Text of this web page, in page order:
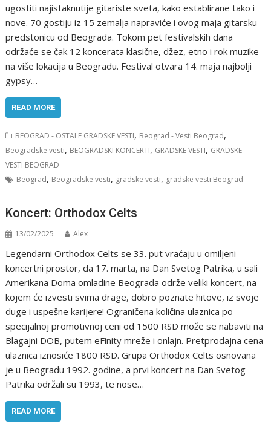
ugostiti najistaknutije gitariste sveta, kako establirane tako i
nove. 70 gostiju iz 15 zemalja napraviće i ovog maja gitarsku
predstonicu od Beograda. Tokom pet festivalskih dana
održaće se čak 12 koncerata klasične, džez, etno i rok muzike
na više lokacija u Beogradu. Festival otvara 14. maja najbolji
gypsy…
READ MORE
BEOGRAD - OSTALE GRADSKE VESTI, Beograd - Vesti Beograd,
Beogradske vesti, BEOGRADSKI KONCERTI, GRADSKE VESTI, GRADSKE
VESTI BEOGRAD
Beograd, Beogradske vesti, gradske vesti, gradske vesti.Beograd
Koncert: Orthodox Celts
13/02/2025 Alex
Legendarni Orthodox Celts se 33. put vraćaju u omiljeni
koncertni prostor, da 17. marta, na Dan Svetog Patrika, u sali
Amerikana Doma omladine Beograda održe veliki koncert, na
kojem će izvesti svima drage, dobro poznate hitove, iz svoje
duge i uspešne karijere! Ograničena količina ulaznica po
specijalnoj promotivnoj ceni od 1500 RSD može se nabaviti na
Blagajni DOB, putem eFinity mreže i onlajn. Pretprodajna cena
ulaznica iznosiće 1800 RSD. Grupa Orthodox Celts osnovana
je u Beogradu 1992. godine, a prvi koncert na Dan Svetog
Patrika održali su 1993, te nose…
READ MORE